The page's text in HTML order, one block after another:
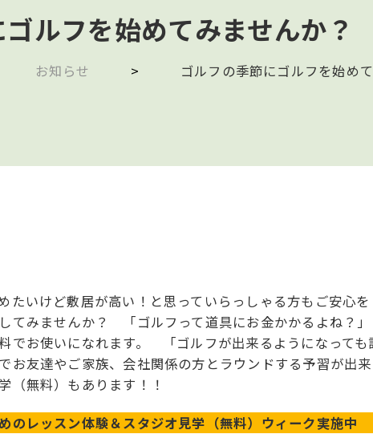
ルフを始めてみませんか？
お知らせ > ゴルフの季節にゴルフを始め
たいけど敷居が高い！と思っていらっしゃる方もご安
てみませんか？ 「ゴルフって道具にお金かかるよね
でお使いになれます。 「ゴルフが出来るようになって
お友達やご家族、会社関係の方とラウンドする予習が出
（無料）もあります！！
のレッスン体験＆スタジオ見学（無料）ウィーク実施中